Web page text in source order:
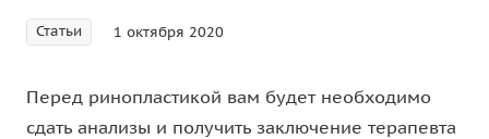
Статьи 1 октября 2020
Перед ринопластикой вам будет необходимо
сдать анализы и получить заключение терапевта